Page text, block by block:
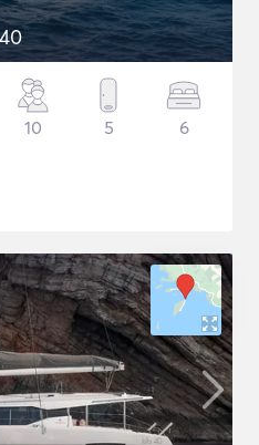
10 5 6